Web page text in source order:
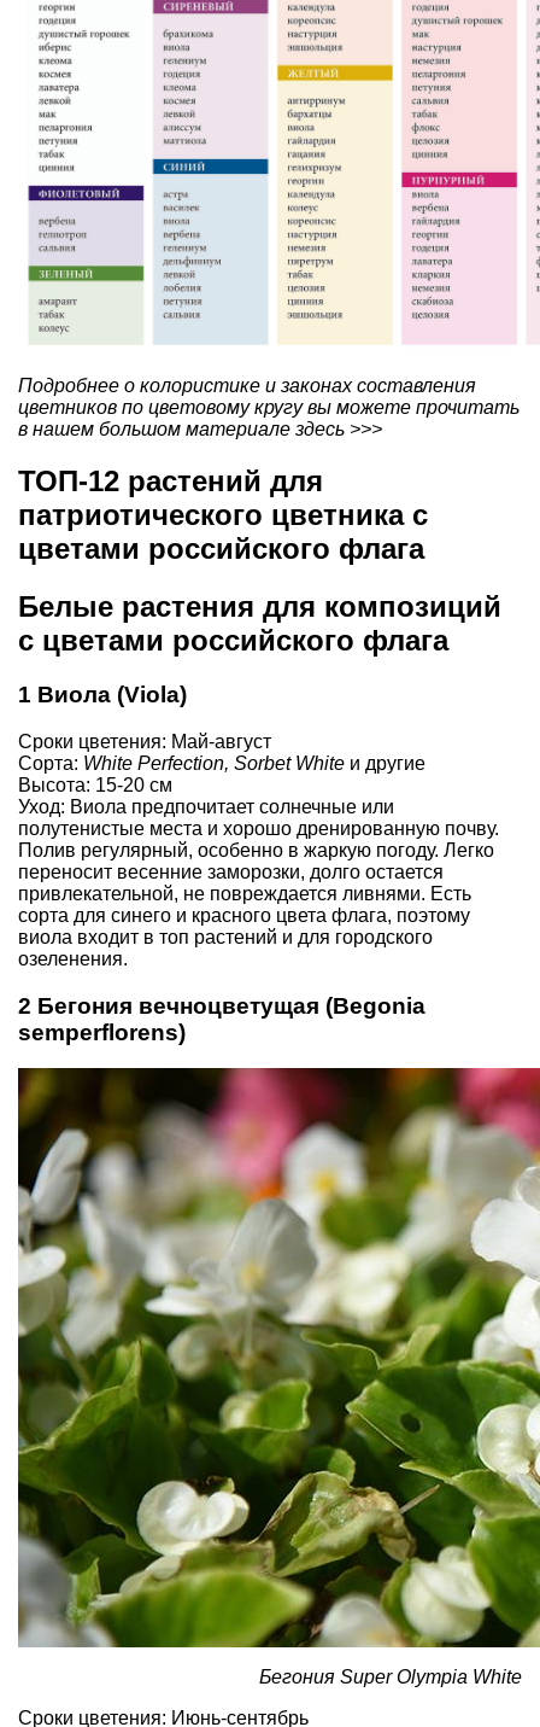
Подробнее о колористике и законах составления
цветников по цветовому кругу вы можете прочитать
в нашем большом материале здесь >>>
ТОП-12 растений для
патриотического цветника с
цветами российского флага
Белые растения для композиций
с цветами российского флага
1 Виола (Viola)
Сроки цветения: Май-август
Сорта: White Perfection, Sorbet White и другие
Высота: 15-20 см
Уход: Виола предпочитает солнечные или
полутенистые места и хорошо дренированную почву.
Полив регулярный, особенно в жаркую погоду. Легко
переносит весенние заморозки, долго остается
привлекательной, не повреждается ливнями. Есть
сорта для синего и красного цвета флага, поэтому
виола входит в топ растений и для городского
озеленения.
2 Бегония вечноцветущая (Begonia
semperflorens)
Бегония Super Olympia White
Сроки цветения: Июнь-сентябрь